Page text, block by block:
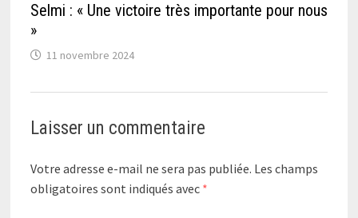
Selmi : « Une victoire très importante pour nous
»
11 novembre 2024
Laisser un commentaire
Votre adresse e-mail ne sera pas publiée. Les champs
obligatoires sont indiqués avec *